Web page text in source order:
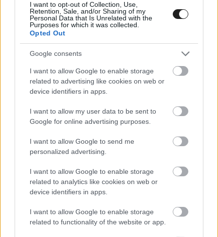
I want to opt-out of Collection, Use,
Retention, Sale, and/or Sharing of my
Personal Data that Is Unrelated with the
Purposes for which it was collected.
Opted Out
Google consents
I want to allow Google to enable storage
related to advertising like cookies on web or
device identifiers in apps.
I want to allow my user data to be sent to
Google for online advertising purposes.
I want to allow Google to send me
personalized advertising.
I want to allow Google to enable storage
related to analytics like cookies on web or
device identifiers in apps.
I want to allow Google to enable storage
related to functionality of the website or app.
Formula E: jövőre rekordszámú
verseny és új pályák három
kontinensen is
Az FIA legújabb ülésén nyilvánosságra hozták a Formula E
jövő évi, előzetes versenynaptárát. Nagyobb az átalakulás,
mint eddig: több új pálya és kimaradó verseny is van. Ahogy
arra számítani lehetett, az idén beugró állandó pályák
menetrendhez képest az eddig állandó – de idén elmaradó
&#8211; Santiago nem [&hellip;]